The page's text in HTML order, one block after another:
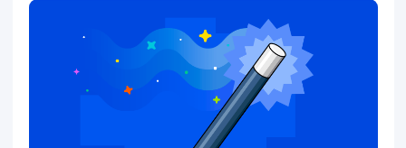
системам о вашей странице. Они должны побуждать
пользователей кликать и переходить на страницу.
#Инструкция